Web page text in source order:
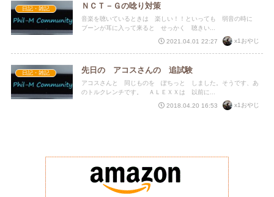
日記・雑記 ＮＣＴ－Ｇの唸り対策
音楽を聴いているときは 楽しい！！といっても 弱音の時に
ブーンが耳に入って来ると せっかく 聴きい...
2021.04.01 22:27
x1おやじ
日記・雑記 先日の アコスさんの 追試験
アコスさんと 同じものを ぽちっと しました。そうです、あ
のトルクレンチです。 ＡＬＥＸＸは 以前に...
2018.04.20 16:53
x1おやじ